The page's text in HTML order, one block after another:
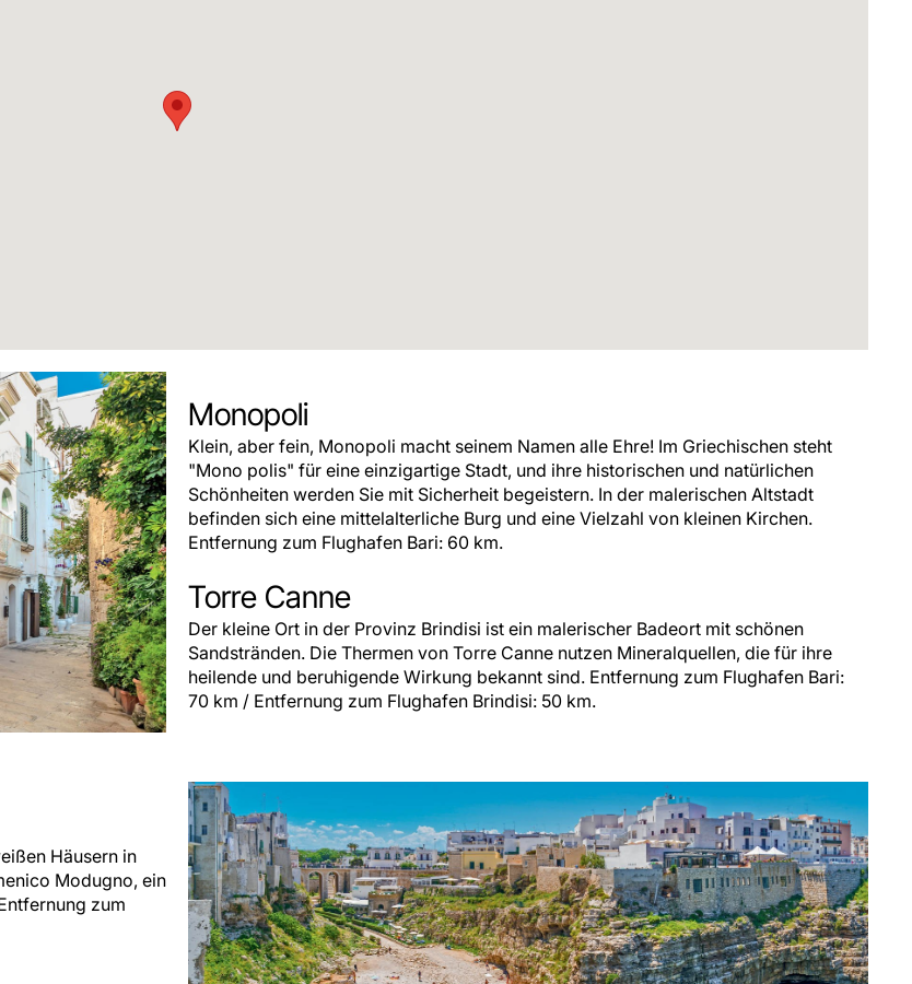
Monopoli
Klein, aber fein, Monopoli macht seinem Namen alle Ehre! Im Griechischen steht
"Mono polis" für eine einzigartige Stadt, und ihre historischen und natürlichen
Schönheiten werden Sie mit Sicherheit begeistern. In der malerischen Altstadt
befinden sich eine mittelalterliche Burg und eine Vielzahl von kleinen Kirchen.
Entfernung zum Flughafen Bari: 60 km.
Torre Canne
Der kleine Ort in der Provinz Brindisi ist ein malerischer Badeort mit schönen
Sandstränden. Die Thermen von Torre Canne nutzen Mineralquellen, die für ihre
heilende und beruhigende Wirkung bekannt sind. Entfernung zum Flughafen Bari:
70 km / Entfernung zum Flughafen Brindisi: 50 km.
Häusern in
Modugno, ein
zum